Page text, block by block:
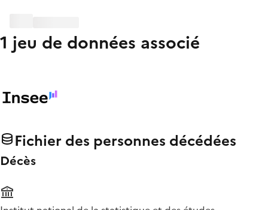
1 jeu de données associé
Fichier des personnes décédées
Décès